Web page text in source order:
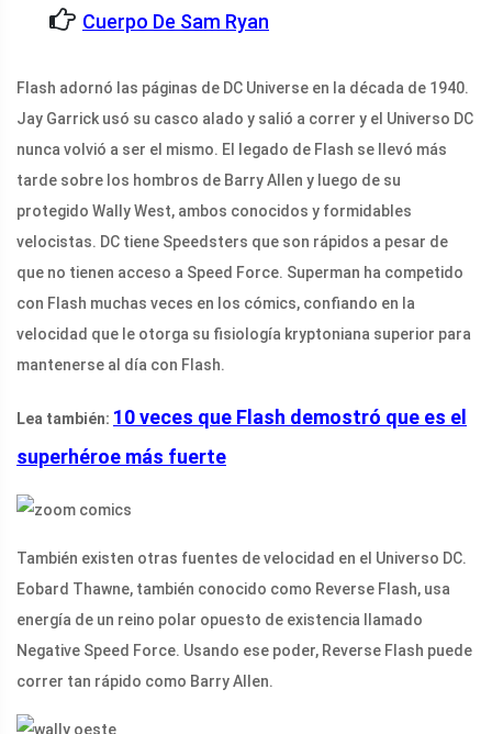
Cuerpo De Sam Ryan
Flash adornó las páginas de DC Universe en la década de 1940.
Jay Garrick usó su casco alado y salió a correr y el Universo DC
nunca volvió a ser el mismo. El legado de Flash se llevó más
tarde sobre los hombros de Barry Allen y luego de su
protegido Wally West, ambos conocidos y formidables
velocistas. DC tiene Speedsters que son rápidos a pesar de
que no tienen acceso a Speed ​​​​Force. Superman ha competido
con Flash muchas veces en los cómics, confiando en la
velocidad que le otorga su fisiología kryptoniana superior para
mantenerse al día con Flash.
Lea también: 10 veces que Flash demostró que es el
superhéroe más fuerte
También existen otras fuentes de velocidad en el Universo DC.
Eobard Thawne, también conocido como Reverse Flash, usa
energía de un reino polar opuesto de existencia llamado
Negative Speed ​​Force. Usando ese poder, Reverse Flash puede
correr tan rápido como Barry Allen.